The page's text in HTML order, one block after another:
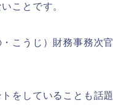
ことです。
こうじ）財務事務次官
をしていることも話題